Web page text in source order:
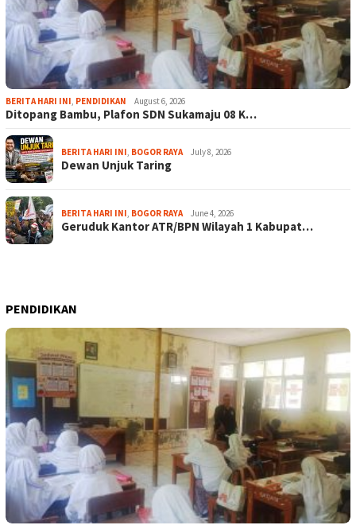
BERITA HARI INI, PENDIDIKAN August 6, 2026
Ditopang Bambu, Plafon SDN Sukamaju 08 K…
BERITA HARI INI, BOGOR RAYA July 8, 2026
Dewan Unjuk Taring
BERITA HARI INI, BOGOR RAYA June 4, 2026
Geruduk Kantor ATR/BPN Wilayah 1 Kabupat…
PENDIDIKAN